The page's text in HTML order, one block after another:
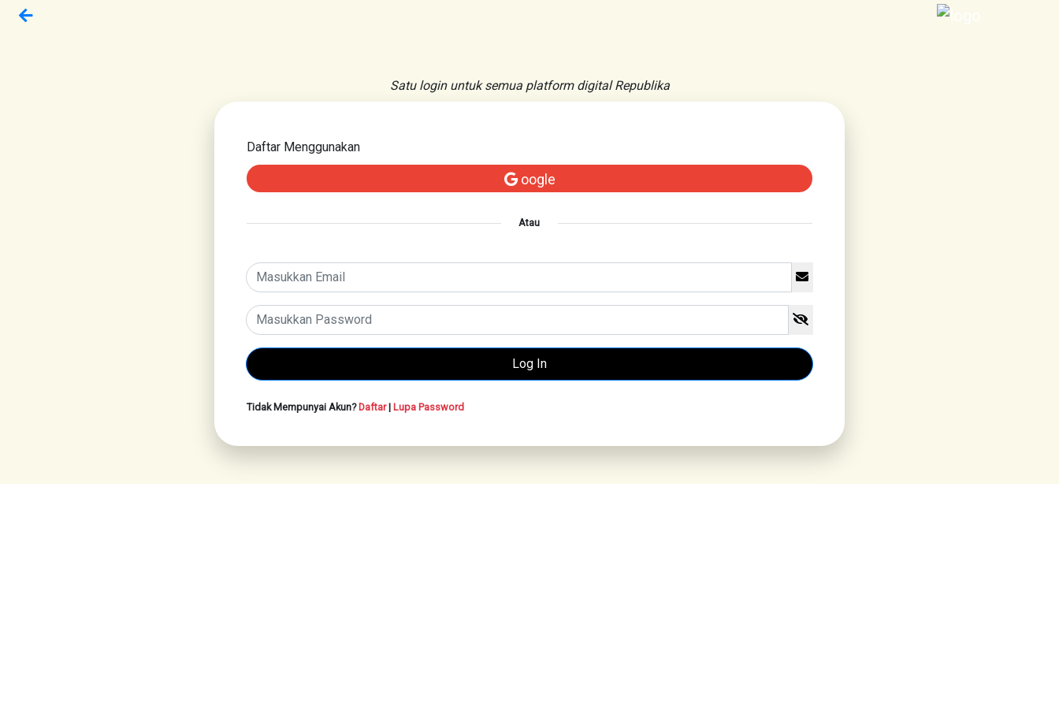
Satu login untuk semua platform digital Republika
Daftar Menggunakan
oogle
Atau
Tidak Mempunyai Akun?Daftar| Lupa Password